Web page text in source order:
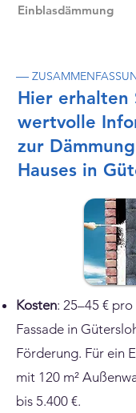
Einblasdämmung
—
Hier erhalten
wertvolle
zur
Hauses in
Kosten: 25–45 €
Fassade in
Förderung. Für ein
mit 120 m²
bis 5.400 €.